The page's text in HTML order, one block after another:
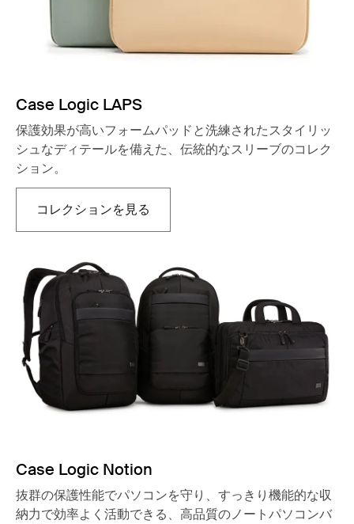
Case Logic LAPS
保護効果が高いフォームパッドと洗練されたスタイリッ
シュなディテールを備えた、伝統的なスリーブのコレク
ション。
コレクションを見る新しいタブで開きます
Case Logic Notion
抜群の保護性能でパソコンを守り、すっきり機能的な収
納力で効率よく活動できる、高品質のノートパソコンバ